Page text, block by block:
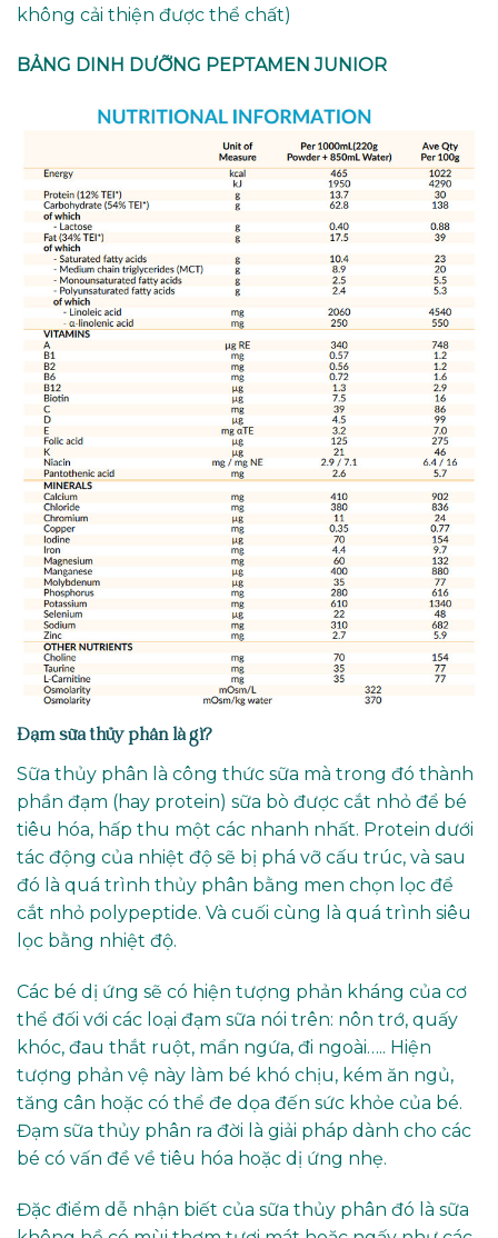
không cải thiện được thể chất)
BẢNG DINH DƯỠNG PEPTAMEN JUNIOR
Đạm sữa thủy phân là gì?
Sữa thủy phân là công thức sữa mà trong đó thành
phần đạm (hay protein) sữa bò được cắt nhỏ để bé
tiêu hóa, hấp thu một các nhanh nhất. Protein dưới
tác động của nhiệt độ sẽ bị phá vỡ cấu trúc, và sau
đó là quá trình thủy phân bằng men chọn lọc để
cắt nhỏ polypeptide. Và cuối cùng là quá trình siêu
lọc bằng nhiệt độ.
Các bé dị ứng sẽ có hiện tượng phản kháng của cơ
thể đối với các loại đạm sữa nói trên: nôn trớ, quấy
khóc, đau thắt ruột, mẩn ngứa, đi ngoài….. Hiện
tượng phản vệ này làm bé khó chịu, kém ăn ngủ,
tăng cân hoặc có thể đe dọa đến sức khỏe của bé.
Đạm sữa thủy phân ra đời là giải pháp dành cho các
bé có vấn đề về tiêu hóa hoặc dị ứng nhẹ.
Đặc điểm dễ nhận biết của sữa thủy phân đó là sữa